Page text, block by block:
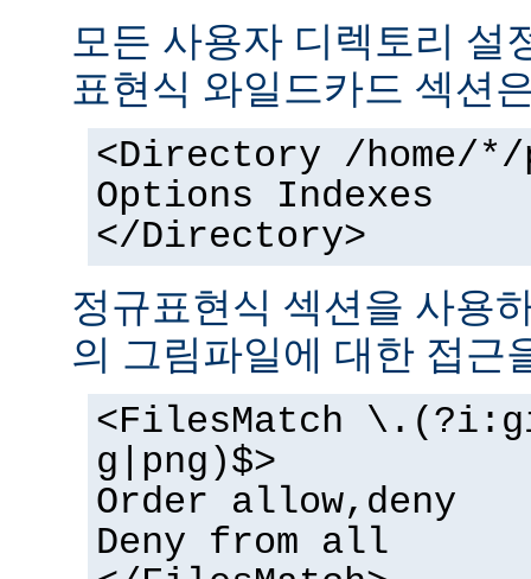
모든 사용자 디렉토리 설
표현식 와일드카드 섹션
<Directory /home/
Options Indexes
</Directory>
정규표현식 섹션을 사용
의 그림파일에 대한 접근
<FilesMatch
g|png)$>
Order allow,deny
Deny from all